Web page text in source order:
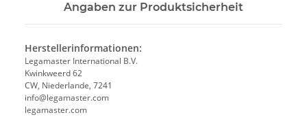
Angaben zur Produktsicherheit
Herstellerinformationen:
Legamaster International B.V.
Kwinkweerd 62
CW, Niederlande, 7241
info@legamaster.com
legamaster.com